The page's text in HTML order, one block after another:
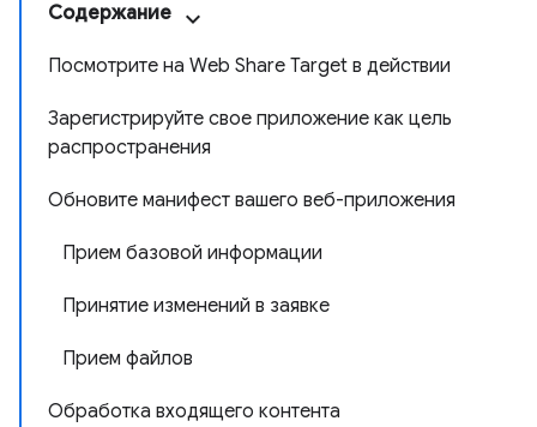
Содержание
Посмотрите на Web Share Target в действии
Зарегистрируйте свое приложение как цель
распространения
Обновите манифест вашего веб-приложения
Прием базовой информации
Принятие изменений в заявке
Прием файлов
Обработка входящего контента